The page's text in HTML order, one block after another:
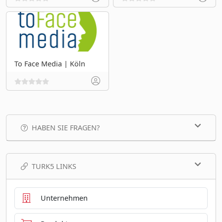
To Face Media | Köln
HABEN SIE FRAGEN?
TURK5 LINKS
Unternehmen